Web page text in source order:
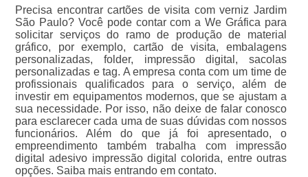
Precisa encontrar cartões de visita com verniz Jardim
São Paulo? Você pode contar com a We Gráfica para
solicitar serviços do ramo de produção de material
gráfico, por exemplo, cartão de visita, embalagens
personalizadas, folder, impressão digital, sacolas
personalizadas e tag. A empresa conta com um time de
profissionais qualificados para o serviço, além de
investir em equipamentos modernos, que se ajustam a
sua necessidade. Por isso, não deixe de falar conosco
para esclarecer cada uma de suas dúvidas com nossos
funcionários. Além do que já foi apresentado, o
empreendimento também trabalha com impressão
digital adesivo impressão digital colorida, entre outras
opções. Saiba mais entrando em contato.